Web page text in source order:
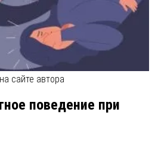
сайте автора
поведение при